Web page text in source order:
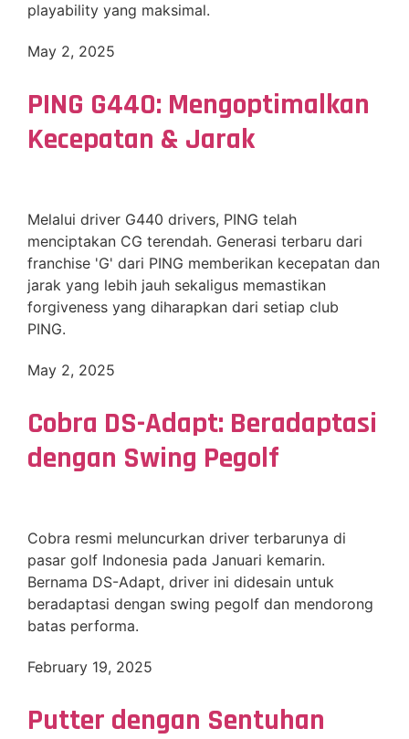
playability yang maksimal.
May 2, 2025
PING G440: Mengoptimalkan
Kecepatan & Jarak
Melalui driver G440 drivers, PING telah
menciptakan CG terendah. Generasi terbaru dari
franchise 'G' dari PING memberikan kecepatan dan
jarak yang lebih jauh sekaligus memastikan
forgiveness yang diharapkan dari setiap club
PING.
May 2, 2025
Cobra DS-Adapt: Beradaptasi
dengan Swing Pegolf
Cobra resmi meluncurkan driver terbarunya di
pasar golf Indonesia pada Januari kemarin.
Bernama DS-Adapt, driver ini didesain untuk
beradaptasi dengan swing pegolf dan mendorong
batas performa.
February 19, 2025
Putter dengan Sentuhan